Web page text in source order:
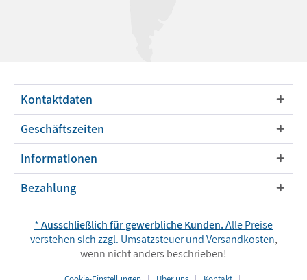
Kontaktdaten
Geschäftszeiten
Informationen
Bezahlung
*Ausschließlich für gewerbliche Kunden.Alle Preise
verstehen sich zzgl. Umsatzsteuer undVersandkosten,
wenn nicht anders beschrieben!